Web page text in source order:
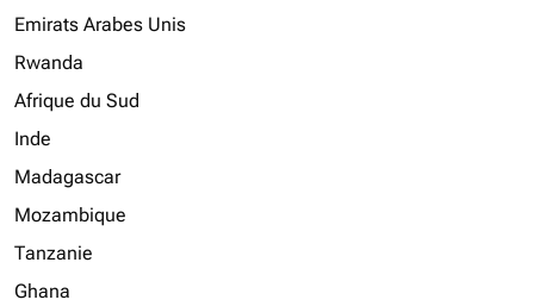
Emirats Arabes Unis
Rwanda
Afrique du Sud
Inde
Madagascar
Mozambique
Tanzanie
Ghana